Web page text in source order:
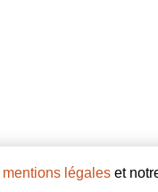
mentions légaleset